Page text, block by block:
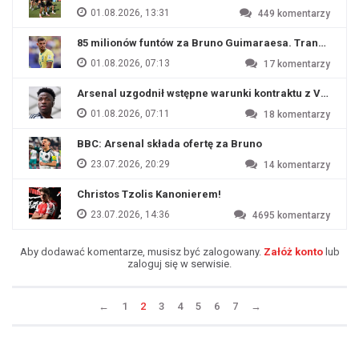
01.08.2026, 13:31 449 komentarzy
85 milionów funtów za Bruno Guimaraesa. Transfer
01.08.2026, 07:13 17 komentarzy
Arsenal uzgodnił wstępne warunki kontraktu z
01.08.2026, 07:11 18 komentarzy
BBC: Arsenal składa ofertę za Bruno
23.07.2026, 20:29 14 komentarzy
Christos Tzolis Kanonierem!
23.07.2026, 14:36 4695 komentarzy
Aby dodawać komentarze, musisz być zalogowany. Załóż kontolub
zaloguj się w serwisie.
← 1 2 3 4 5 6 7 →